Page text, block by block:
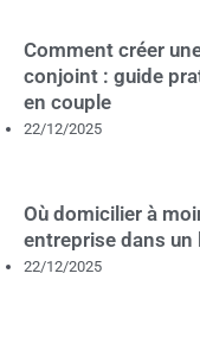
Comment créer
conjoint : guide
en couple
22/12/2025
Où domicilier à
entreprise dans un
22/12/2025